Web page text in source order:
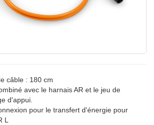
câble : 180 cm
avec le harnais AR et le jeu de
d'appui.
pour le transfert d'énergie pour
L